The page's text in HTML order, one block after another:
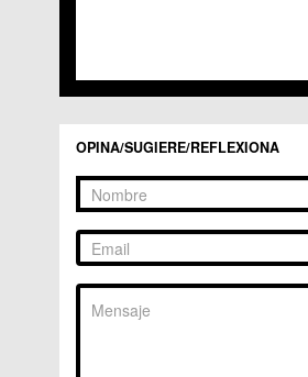
C.C. Zarandona
OPINA/SUGIERE/REFLEXIONA